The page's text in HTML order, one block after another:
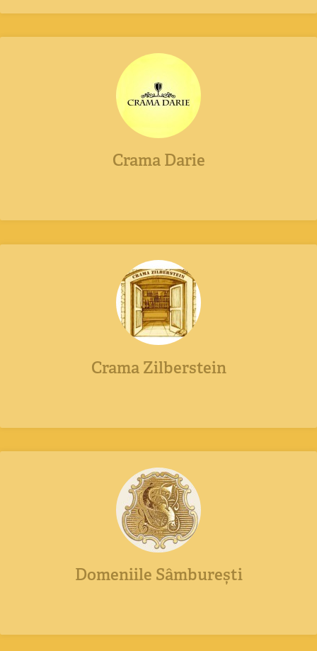
Crama Darie
Crama Zilberstein
Domeniile Sâmburești